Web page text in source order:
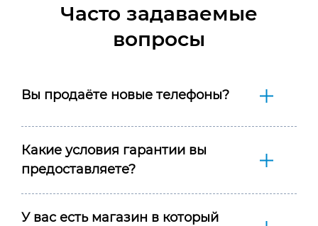
Часто задаваемые
вопросы
Вы продаёте новые телефоны?
Какие условия гарантии вы
предоставляете?
У вас есть магазин в который